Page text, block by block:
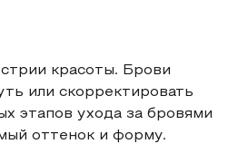
красоты. Брови
или скорректировать
этапов ухода за бровями
оттенок и форму.